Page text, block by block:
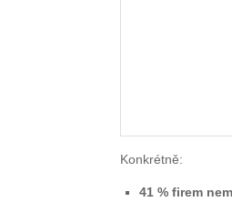
Konkrétně:
41 % firem